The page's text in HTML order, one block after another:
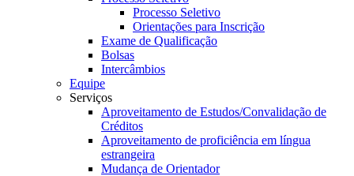
Processo Seletivo
Orientações para Inscrição
Exame de Qualificação
Bolsas
Intercâmbios
Equipe
Serviços
Aproveitamento de Estudos/Convalidação de
Créditos
Aproveitamento de proficiência em língua
estrangeira
Mudança de Orientador